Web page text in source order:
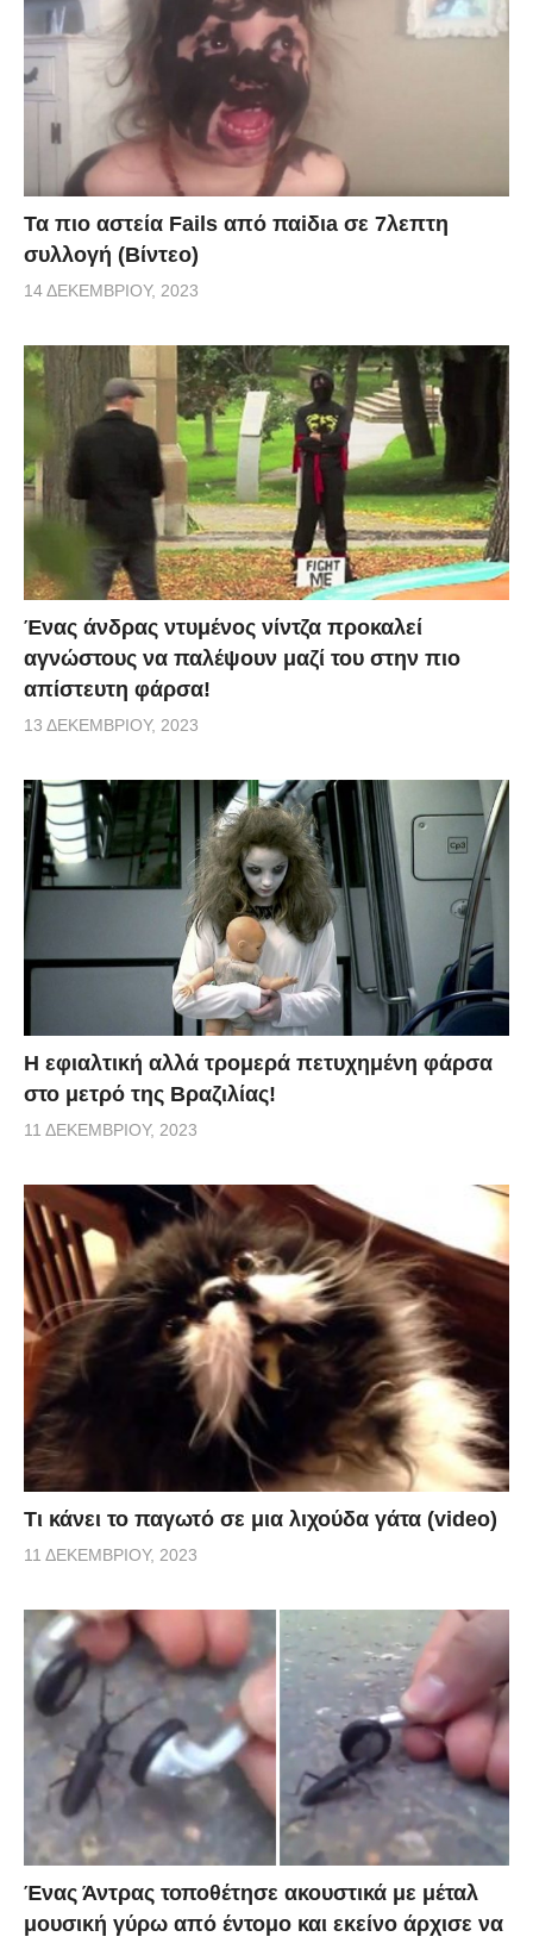
Τα πιο αστεία Fails από παiδιa σε 7λεπτη
συλλογή (Βίντεο)
14 ΔΕΚΕΜΒΡΊΟΥ, 2023
Ένας άνδρας ντυμένος νίντζα προκαλεί
αγνώστους να παλέψουν μαζί του στην πιο
απίστευτη φάρσα!
13 ΔΕΚΕΜΒΡΊΟΥ, 2023
H εφιαλτική αλλά τρομερά πετυχημένη φάρσα
στο μετρό της Βραζιλίας!
11 ΔΕΚΕΜΒΡΊΟΥ, 2023
Τι κάνει το παγωτό σε μια λιχούδα γάτα (video)
11 ΔΕΚΕΜΒΡΊΟΥ, 2023
Ένας Άντρας τοποθέτησε ακουστικά με μέταλ
μουσική γύρω από έντομο και εκείνο άρχισε να